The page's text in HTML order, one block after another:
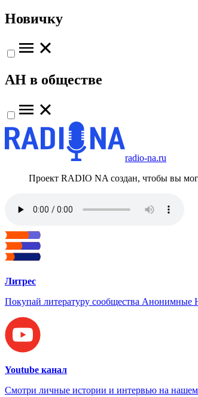
Новичку
АН в обществе
radio-na.ru
Проект RADIO NA создан, чтобы вы
Литрес
Покупай литературу сообщества Анонимные
Youtube канал
Смотри личные истории и интервью на нашем